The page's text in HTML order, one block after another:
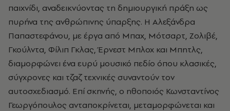
παιχνίδι, αναδεικνύοντας τη δημιουργική πράξη ως
πυρήνα της ανθρώπινης ύπαρξης. Η Αλεξάνδρα
Παπαστεφάνου, με έργα από Μπαχ, Μότσαρτ, Ζολιβέ,
Γκούλντα, Φίλιπ Γκλας, Έρνεστ Μπλοχ και Μπητλς,
διαμορφώνει ένα ευρύ μουσικό πεδίο όπου κλασικές,
σύγχρονες και τζαζ τεχνικές συναντούν τον
αυτοσχεδιασμό. Επί σκηνής, ο ηθοποιός Κωνσταντίνος
Γεωργόπουλος ανταποκρίνεται, μεταμορφώνεται και